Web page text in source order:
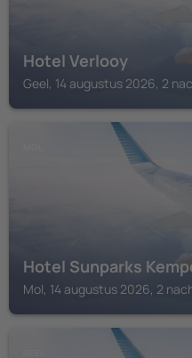
Hotel Verlooy
Geel, 14 augustus 2026, 2
Hotel Sunparks
Mol, 14 augustus 2026, 2